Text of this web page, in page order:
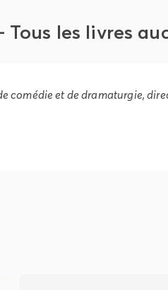
Tous les livres
comédie et de dramaturgie,